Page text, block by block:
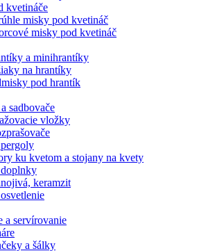
kvetináče
misky pod kvetináč
misky pod kvetináč
a minihrantíky
na hrantíky
pod hrantík
sadbovače
vložky
ku kvetom a stojany na kvety
keramzit
a servírovanie
a šálky